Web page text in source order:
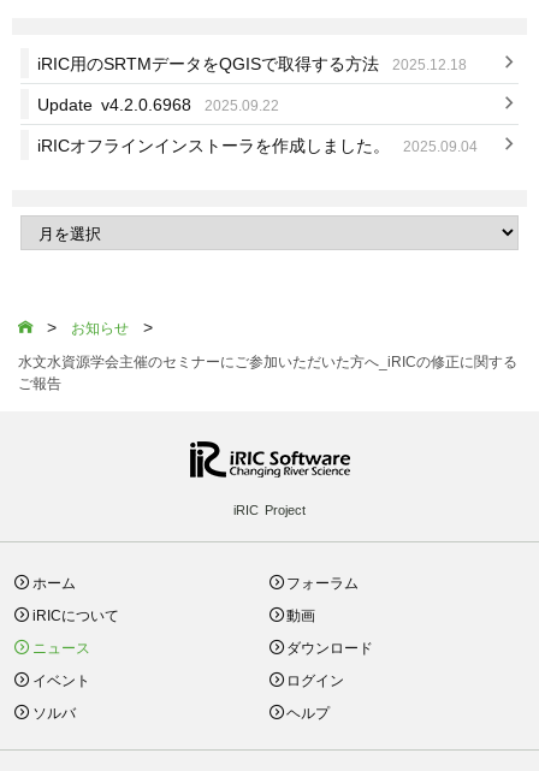
iRIC用のSRTMデータをQGISで取得する方法 2025.12.18
Update v4.2.0.6968 2025.09.22
iRICオフラインインストーラを作成しました。 2025.09.04
 > お知らせ >
水文水資源学会主催のセミナーにご参加いただいた方へ_iRICの修正に関する
ご報告
iRIC Project
ホーム
iRICについて
ニュース
イベント
ソルバ
フォーラム
動画
ダウンロード
ログイン
ヘルプ